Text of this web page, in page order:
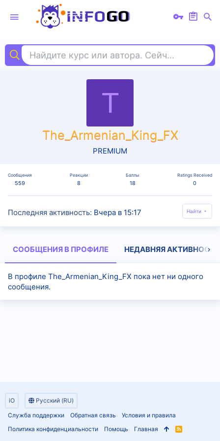
Найдите курс или автора. Сейчас ищут
T
The_Armenian_King_FX
PREMIUM
Сообщения
559
Реакции
8
Баллы
18
Ratings Received
0
Последняя активность Вчера в 15:17 Найти
СООБЩЕНИЯ В ПРОФИЛЕ НЕДАВНЯЯ АКТИВНОСТЬ
В профиле The_Armenian_King_FX пока нет ни одного
сообщения.
iO
Русский (RU)
Служба поддержки
Обратная связь
Условия и правила
Политика конфиденциальности
Помощь Главная
R